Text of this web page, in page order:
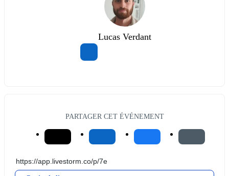
Lucas Verdant
PARTAGER CET ÉVÉNEMENT